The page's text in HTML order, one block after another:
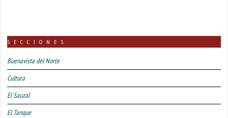
SECCIONES
Buenavista del Norte
Cultura
El Sauzal
El Tanque